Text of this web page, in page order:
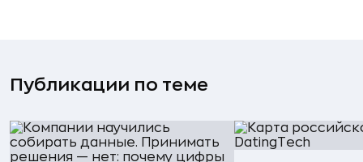
Публикации по теме